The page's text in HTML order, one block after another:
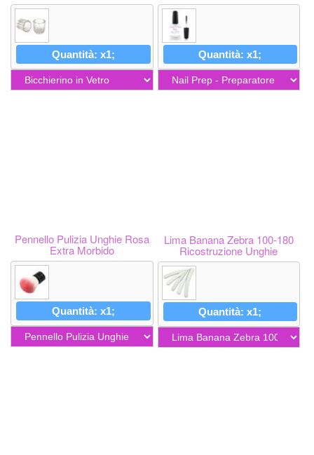
Quantità: x1; Quantità: x1;
Pennello Pulizia Unghie Rosa
Extra Morbido
Quantità: x1;
Lima Banana Zebra 100-180
Ricostruzione Unghie
Quantità: x1;